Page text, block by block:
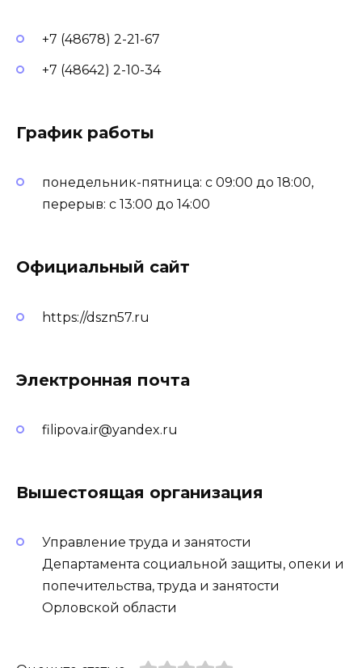
+7 (48678) 2-21-67
+7 (48642) 2-10-34
График работы
понедельник-пятница: с 09:00 до 18:00,
перерыв: с 13:00 до 14:00
Официальный сайт
https://dszn57.ru
Электронная почта
filipova.ir@yandex.ru
Вышестоящая организация
Управление труда и занятости
Департамента социальной защиты, опеки и
попечительства, труда и занятости
Орловской области